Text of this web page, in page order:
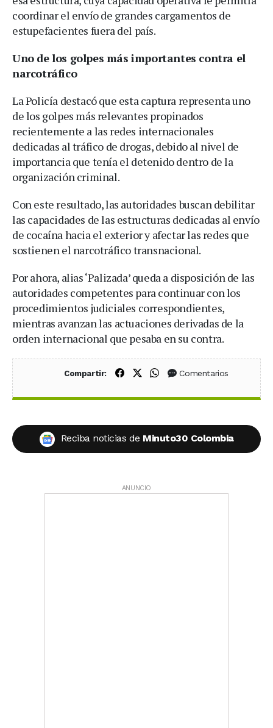
coordinar el envío de grandes cargamentos de
estupefacientes fuera del país.
Uno de los golpes más importantes contra el
narcotráfico
La Policía destacó que esta captura representa uno
de los golpes más relevantes propinados
recientemente a las redes internacionales
dedicadas al tráfico de drogas, debido al nivel de
importancia que tenía el detenido dentro de la
organización criminal.
Con este resultado, las autoridades buscan debilitar
las capacidades de las estructuras dedicadas al envío
de cocaína hacia el exterior y afectar las redes que
sostienen el narcotráfico transnacional.
Por ahora, alias ‘Palizada’ queda a disposición de las
autoridades competentes para continuar con los
procedimientos judiciales correspondientes,
mientras avanzan las actuaciones derivadas de la
orden internacional que pesaba en su contra.
Compartir: Compartir en Facebook
Compartir en X (Twitter)
Compartir en WhatsApp
Comentarios
Reciba noticias de Minuto30 Colombia
ANUNCIO